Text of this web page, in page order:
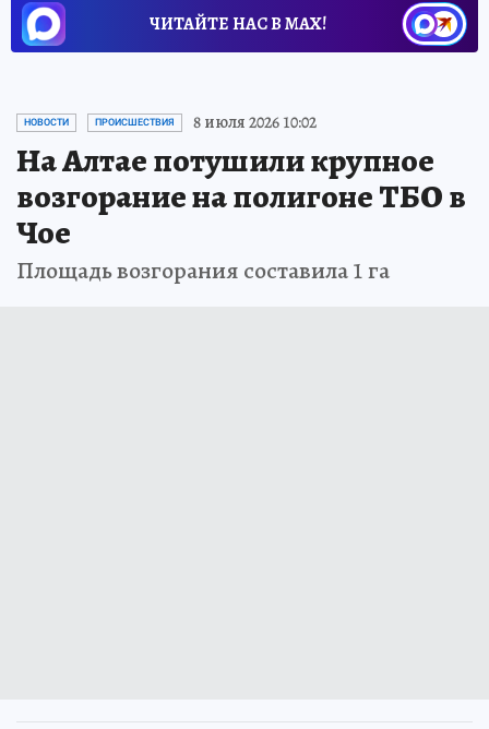
ЧИТАЙТЕ НАС В МАХ!
НОВОСТИ ПРОИСШЕСТВИЯ 8 июля 2026 10:02
На Алтае потушили крупное
возгорание на полигоне ТБО в
Чое
Площадь возгорания составила 1 га